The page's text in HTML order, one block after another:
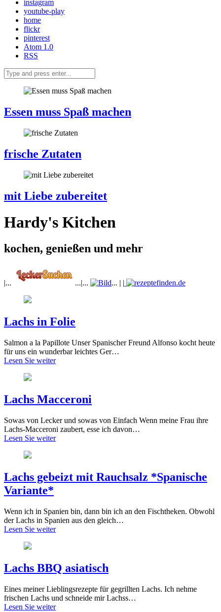
instagram
youtube-play
home
flickr
pinterest
Atom 1.0
RSS
Essen muss Spaß machen
frische Zutaten
mit Liebe zubereitet
Hardy's Kitchen
kochen, genießen und mehr
|... ...|... ... | |
Lachs in Folie
Salmon a la Papillote Unser Spanischer Freund Alfonso kocht heute
für uns ein wunderbar leichtes Ger…
Lesen Sie weiter
Lachs Macceroni
Sowas von Lecker und sowas von Einfach Wenn meine Frau ihre
Lachs-Macceroni zaubert, esse ich davon…
Lesen Sie weiter
Lachs gebeizt mit Rauchsalz *Spanische
Variante*
Wenn ich in Spanien bin, dann bin ich an den Fischtheken. Obwohl
der Lachs in Spanien aus den gleich…
Lesen Sie weiter
Lachs BBQ asiatisch
Eines meiner Lieblingsrezepte für gegrillten Lachs. Ich nehme
frischen Lachs und schneide mir Lachss…
Lesen Sie weiter